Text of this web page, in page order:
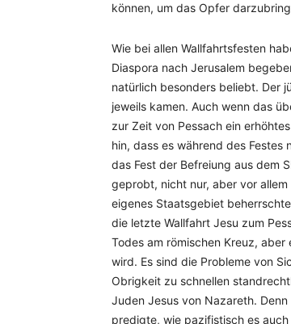
können, um das Opfer
Wie bei allen Wallfahrtsfesten
Diaspora nach Jerusalem
natürlich besonders beliebt. Der
jeweils kamen. Auch wenn das
zur Zeit von Pessach ein
hin, dass es während des Festes
das Fest der Befreiung aus dem
geprobt, nicht nur, aber vor
eigenes Staatsgebiet
die letzte Wallfahrt Jesu zum
Todes am römischen Kreuz,
wird. Es sind die Probleme von
Obrigkeit zu schnellen
Juden Jesus von Nazareth.
predigte, wie pazifistisch es